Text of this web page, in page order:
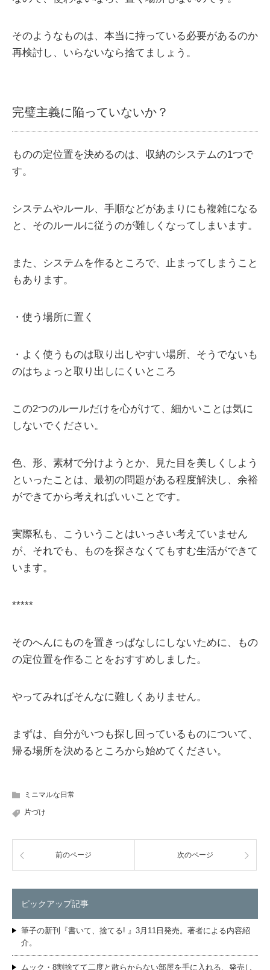
そのようなものは、本当に持っている必要があるのか
再検討し、いらないなら捨てましょう。
完璧主義に陥っていないか？
ものの定位置を決めるのは、収納のシステムの1つで
す。
システムやルール、手順などがあまりにも複雑になる
と、そのルールに従うのが難しくなってしまいます。
また、システムを作るところで、止まってしまうこと
もあります。
・使う場所に置く
・よく使うものは取り出しやすい場所、そうでないも
のはちょっと取り出しにくいところ
この2つのルールだけを心がけて、細かいことは気に
しないでください。
色、形、素材で分けようとか、見た目を美しくしよう
といったことは、最初の問題がある程度解決し、余裕
ができてから考えればいいことです。
実際私も、こういうことはいっさい考えていません
が、それでも、ものを探さなくてもすむ生活ができて
います。
*****
そのへんにものを置きっぱなしにしないために、もの
の定位置を作ることをおすすめしました。
やってみればそんなに難しくありません。
まずは、自分がいつも探し回っているものについて、
帰る場所を決めるところから始めてください。
ミニマルな日常
片づけ
前のページ 次のページ
ピックアップ記事
筆子の新刊『書いて、捨てる! 』3月11日発売。著者による内容紹
介。
ムック・8割捨てて二度と散らからない部屋を手に入れる、発売し